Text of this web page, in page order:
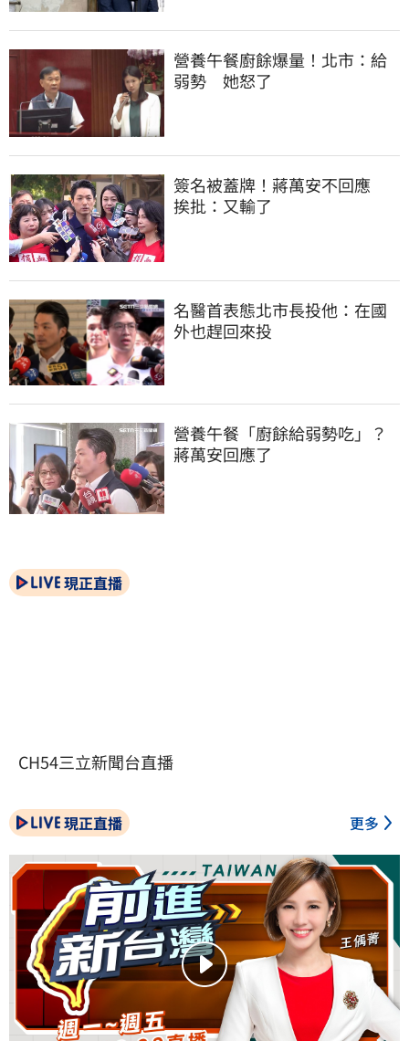
營養午餐廚餘爆量！北市：給
弱勢　她怒了
簽名被蓋牌！蔣萬安不回應
挨批：又輸了
名醫首表態北市長投他：在國
外也趕回來投
營養午餐「廚餘給弱勢吃」？
蔣萬安回應了
現正直播
CH54三立新聞台直播
現正直播 更多